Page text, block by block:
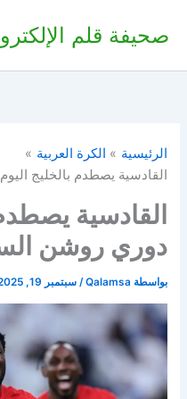
صحيفة قلم
الرئيسية
الكرة العربية
القادسية يصطدم بالخليج
القادسية
دوري روشن
بواسطة Qalamsa
/سبتمبر 19, 2025